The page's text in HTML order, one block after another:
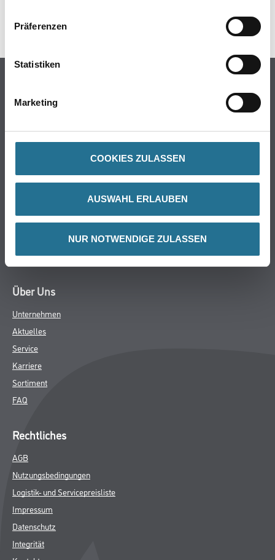
Präferenzen
Statistiken
Marketing
COOKIES ZULASSEN
AUSWAHL ERLAUBEN
NUR NOTWENDIGE ZULASSEN
SPEZIFIKATIONEN
Farbe
Trockenbau
Putze & Spachtelmassen
Wand- & Deckenbeläge
Werkzeug & Maschinen
Verbrauchsmaterialien
Hersteller
Über Uns
Unternehmen
Aktuelles
Service
Karriere
Sortiment
FAQ
Rechtliches
AGB
Nutzungsbedingungen
Logistik- und Servicepreisliste
Impressum
Datenschutz
Integrität